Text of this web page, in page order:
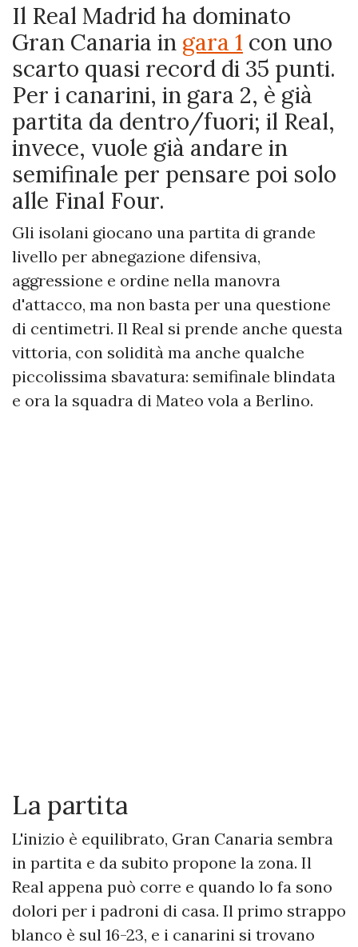
Il Real Madrid ha dominato
Gran Canaria in gara 1 con uno
scarto quasi record di 35 punti.
Per i canarini, in gara 2, è già
partita da dentro/fuori; il Real,
invece, vuole già andare in
semifinale per pensare poi solo
alle Final Four.
Gli isolani giocano una partita di grande
livello per abnegazione difensiva,
aggressione e ordine nella manovra
d'attacco, ma non basta per una questione
di centimetri. Il Real si prende anche questa
vittoria, con solidità ma anche qualche
piccolissima sbavatura: semifinale blindata
e ora la squadra di Mateo vola a Berlino.
La partita
L'inizio è equilibrato, Gran Canaria sembra
in partita e da subito propone la zona. Il
Real appena può corre e quando lo fa sono
dolori per i padroni di casa. Il primo strappo
blanco è sul 16-23, e i canarini si trovano